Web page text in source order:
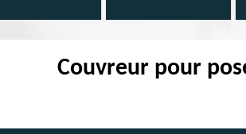
Couvreur pour